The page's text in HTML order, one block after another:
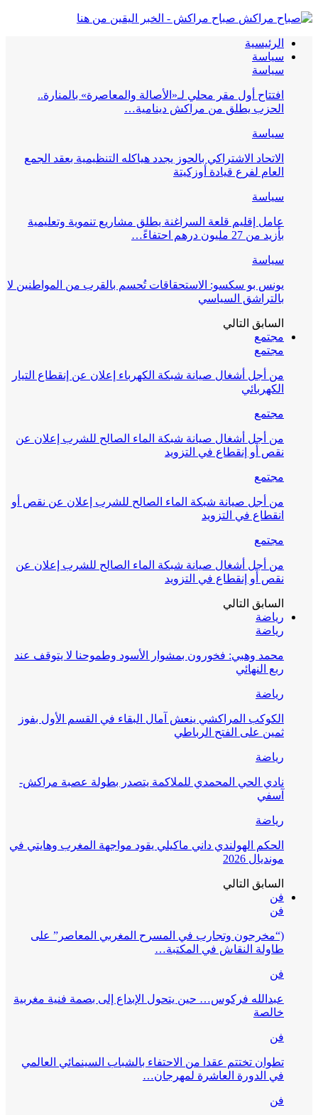
صباح مراكش - الخبر اليقين من هنا
الرئيسية
سياسة
سياسة
افتتاح أول مقر محلي لـ«الأصالة والمعاصرة» بالمنارة..
الحزب يطلق من مراكش دينامية…
سياسة
الاتحاد الاشتراكي بالحوز يجدد هياكله التنظيمية بعقد الجمع
العام لفرع قيادة أوزكيتة
سياسة
عامل إقليم قلعة السراغنة يطلق مشاريع تنموية وتعليمية
بأزيد من 27 مليون درهم احتفاءً…
سياسة
يونس بو سكسو: الاستحقاقات تُحسم بالقرب من المواطنين لا
بالتراشق السياسي
السابق التالي
مجتمع
مجتمع
من أجل أشغال صيانة شبكة الكهرباء إعلان عن إنقطاع التيار
الكهربائي
مجتمع
من أجل أشغال صيانة شبكة الماء الصالح للشرب إعلان عن
نقص أو إنقطاع في التزويد
مجتمع
من أجل صيانة شبكة الماء الصالح للشرب إعلان عن نقص أو
انقطاع في التزويد
مجتمع
من أجل أشغال صيانة شبكة الماء الصالح للشرب إعلان عن
نقص أو إنقطاع في التزويد
السابق التالي
رياضة
رياضة
محمد وهبي: فخورون بمشوار الأسود وطموحنا لا يتوقف عند
ربع النهائي
رياضة
الكوكب المراكشي ينعش آمال البقاء في القسم الأول بفوز
ثمين على الفتح الرباطي
رياضة
نادي الحي المحمدي للملاكمة يتصدر بطولة عصبة مراكش-
آسفي
رياضة
الحكم الهولندي داني ماكيلي يقود مواجهة المغرب وهايتي في
مونديال 2026
السابق التالي
فن
فن
(“مخرجون وتجارب في المسرح المغربي المعاصر” على
طاولة النقاش في المكتبة…
فن
عبدالله فركوس… حين يتحول الإبداع إلى بصمة فنية مغربية
خالصة
فن
تطوان تختتم عقدا من الاحتفاء بالشباب السينمائي العالمي
في الدورة العاشرة لمهرجان…
فن